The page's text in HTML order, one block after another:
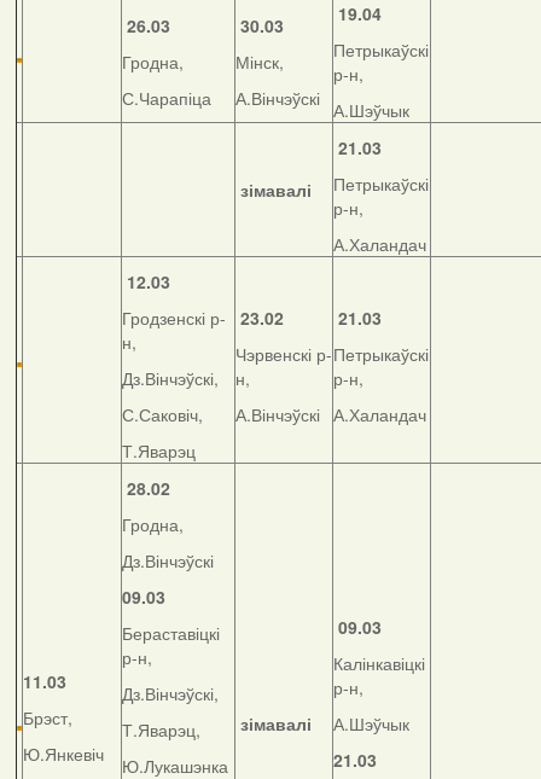
26.03
Гродна,
С.Чарапіца
30.03
Мінск,
А.Вінчэўскі
19.04
Петрыкаўскі
р-н,
А.Шэўчык
зімавалі
21.03
Петрыкаўскі
р-н,
А.Халандач
12.03
Гродзенскі р-
н,
Дз.Вінчэўскі,
С.Саковіч,
Т.Яварэц
23.02
Чэрвенскі р-
н,
А.Вінчэўскі
21.03
Петрыкаўскі
р-н,
А.Халандач
11.03
Брэст,
Ю.Янкевіч
28.02
Гродна,
Дз.Вінчэўскі
09.03
Бераставіцкі
р-н,
Дз.Вінчэўскі,
Т.Яварэц,
Ю.Лукашэнка
зімавалі
09.03
Калінкавіцкі
р-н,
А.Шэўчык
21.03